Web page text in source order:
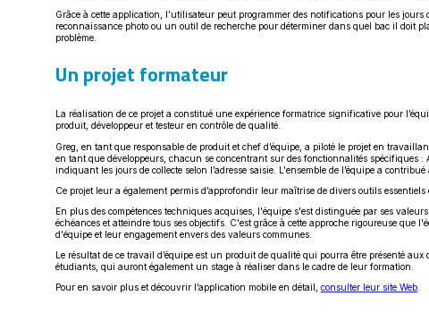
Grâce à cette application, l’utilisateur peut programmer des notifications pour les
reconnaissance photo ou un outil de recherche pour déterminer dans quel bac il doit
problème.
Un projet formateur
La réalisation de ce projet a constitué une expérience formatrice significative pour
produit, développeur et testeur en contrôle de qualité.
Greg, en tant que responsable de produit et chef d’équipe, a piloté le projet en
en tant que développeurs, chacun se concentrant sur des fonctionnalités spécifiques
indiquant les jours de collecte selon l’adresse saisie. L'ensemble de l’équipe a
Ce projet leur a également permis d’approfondir leur maîtrise de divers outils
En plus des compétences techniques acquises, l'équipe s'est distinguée par ses
échéances et atteindre tous ses objectifs. C'est grâce à cette approche rigoureuse
d'équipe et leur engagement envers des valeurs communes.
Le résultat de ce travail d’équipe est un produit de qualité qui pourra être présenté
étudiants, qui auront également un stage à réaliser dans le cadre de leur formation.
Pour en savoir plus et découvrir l’application mobile en détail, consulter leur site WebCe